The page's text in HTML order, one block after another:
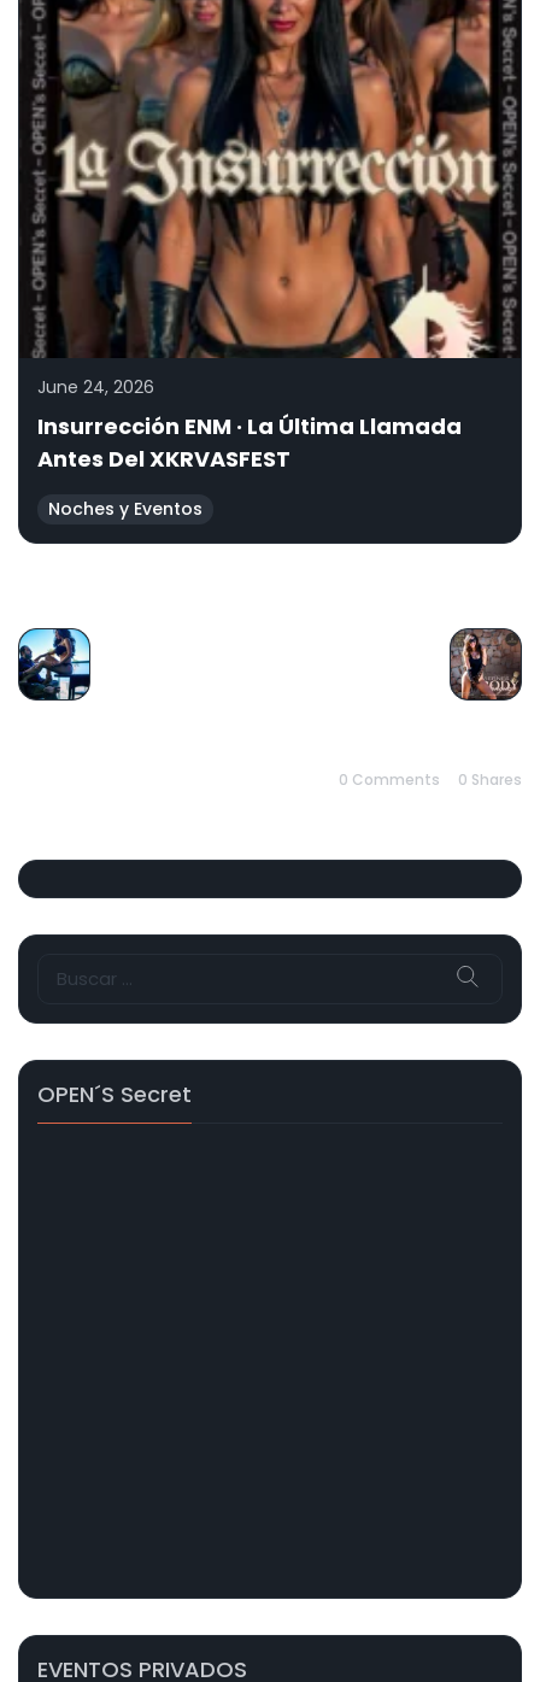
June 24, 2026
Insurrección ENM · La Última Llamada
Antes Del XKRVASFEST
Noches y Eventos
0 Comments 0 Shares
OPEN´s Secret
EVENTOS PRIVADOS